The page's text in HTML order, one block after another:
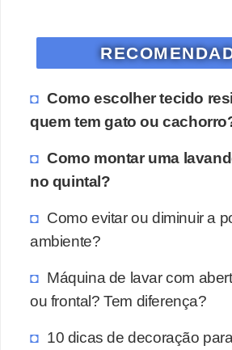
Como escolher tecido
quem tem gato ou
Como montar uma
no quintal?
Como evitar ou diminuir a
ambiente?
Máquina de lavar com
ou frontal? Tem diferença?
10 dicas de decoração